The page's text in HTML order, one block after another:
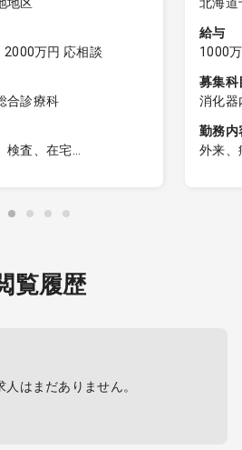
2000万円 応相談
合診療科
検査、在宅
性期後や高齢者の肺炎
つけ患者対象)、月1～
給与
1000
募集科
消化器
勤務内
外来、
覧履歴
人はまだありません。